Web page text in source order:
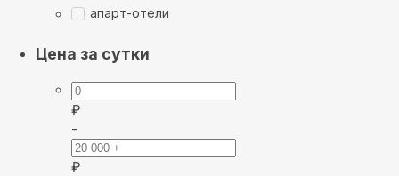
апарт-отели
Цена за сутки
₽
-
₽